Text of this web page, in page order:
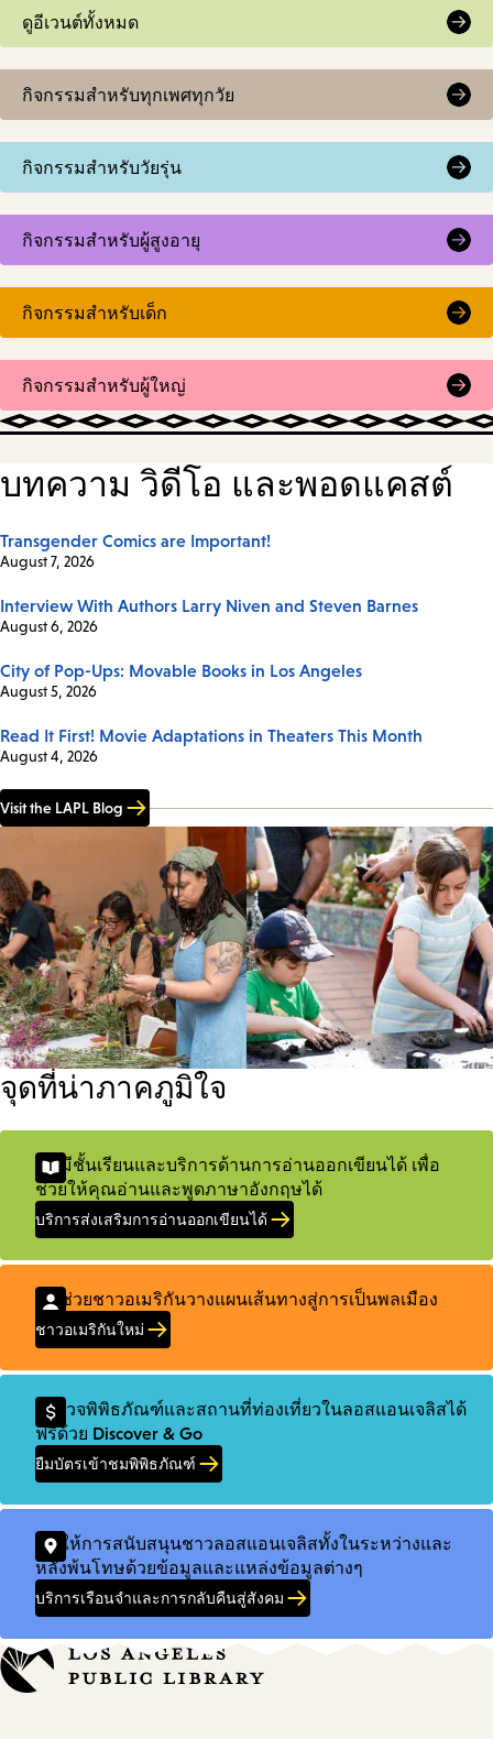
ดูอีเวนต์ทั้งหมด
กิจกรรมสำหรับทุกเพศทุกวัย
กิจกรรมสำหรับวัยรุ่น
กิจกรรมสำหรับผู้สูงอายุ
กิจกรรมสำหรับเด็ก
กิจกรรมสำหรับผู้ใหญ่
บทความ วิดีโอ และพอดแคสต์
Transgender Comics are Important!
August 7, 2026
Interview With Authors Larry Niven and Steven Barnes
August 6, 2026
City of Pop-Ups: Movable Books in Los Angeles
August 5, 2026
Read It First! Movie Adaptations in Theaters This Month
August 4, 2026
Visit the LAPL Blog
จุดที่น่าภาคภูมิใจ
เรามีชั้นเรียนและบริการด้านการอ่านออกเขียนได้ เพื่อ
ช่วยให้คุณอ่านและพูดภาษาอังกฤษได้
บริการส่งเสริมการอ่านออกเขียนได้
เราช่วยชาวอเมริกันวางแผนเส้นทางสู่การเป็นพลเมือง
ชาวอเมริกันใหม่
สำรวจพิพิธภัณฑ์และสถานที่ท่องเที่ยวในลอสแอนเจลิสได้
ฟรีด้วย Discover & Go
ยืมบัตรเข้าชมพิพิธภัณฑ์
เราให้การสนับสนุนชาวลอสแอนเจลิสทั้งในระหว่างและ
หลังพ้นโทษด้วยข้อมูลและแหล่งข้อมูลต่างๆ
บริการเรือนจำและการกลับคืนสู่สังคม